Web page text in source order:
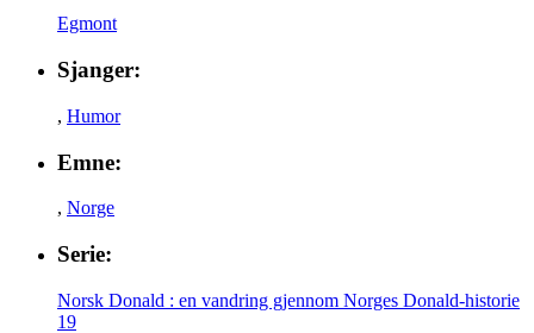
Egmont
Sjanger:
, Humor
Emne:
, Norge
Serie:
Norsk Donald : en vandring gjennom Norges Donald-historie
19